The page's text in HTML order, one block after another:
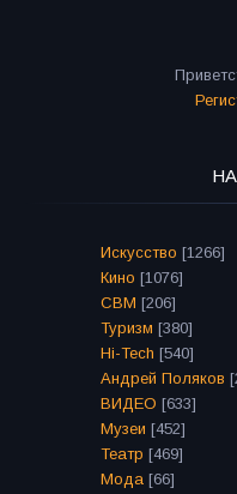
Искусство [1266]
Кино [1076]
СВМ [206]
Туризм [380]
Hi-Tech [540]
Андрей Поляков
ВИДЕО [633]
Музеи [452]
Театр [469]
Мода [66]